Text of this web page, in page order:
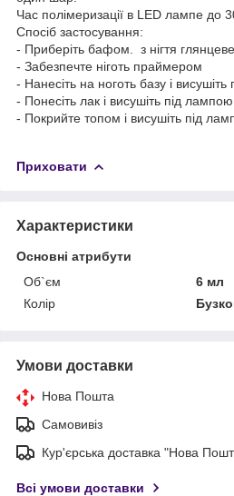
Час полімеризації в LED лампе до
Спосіб застосування:
- Приберіть бафом. з нігтя
- Забезпечте ніготь праймером
- Нанесіть на ноготь базу і
- Понесіть лак і висушіть під лампою.
- Покрийте топом і висушіть під
Приховати
Характеристики
Основні атрибути
Об`єм
6 мл
Колір
Умови доставки
Нова Пошта
Самовивіз
Кур'єрська доставка "Нова
Всі умови доставки